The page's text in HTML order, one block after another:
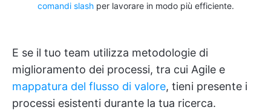
comandi slashper lavorare in modo più efficiente.
E se il tuo team utilizza metodologie di
miglioramento dei processi, tra cui Agile e
mappatura del flusso di valore, tieni presente i
processi esistenti durante la tua ricerca.